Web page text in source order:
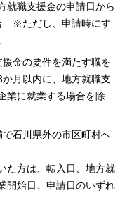
就職支援金の申請日から
※ただし、申請時にす
金の要件を満たす職を
月以内に、地方就職支
業に就業する場合を除
石川県外の市区町村へ
た方は、転入日、地方就
開始日、申請日のいずれ